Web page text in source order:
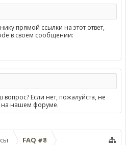
прямой ссылки на этот ответ,
в своём сообщении:
вопрос? Если нет, пожалуйста, не
на нашем форуме.
FAQ #8